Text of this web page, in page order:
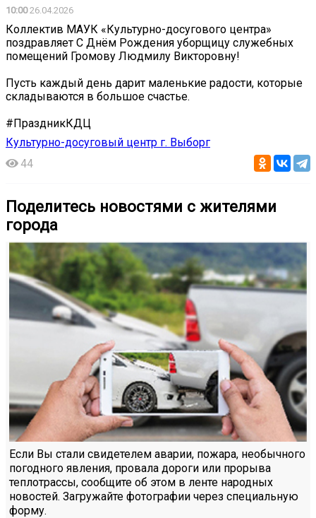
10:0026.04.2026
Коллектив МАУК «Культурно-досугового центра»
поздравляет С Днём Рождения уборщицу служебных
помещений Громову Людмилу Викторовну!
Пусть каждый день дарит маленькие радости, которые
складываются в большое счастье.
#ПраздникКДЦ
Культурно-досуговый центр г. Выборг
44
Поделитесь новостями с жителями
города
Если Вы стали свидетелем аварии, пожара, необычного
погодного явления, провала дороги или прорыва
теплотрассы, сообщите об этом в ленте народных
новостей. Загружайте фотографии через специальную
форму.